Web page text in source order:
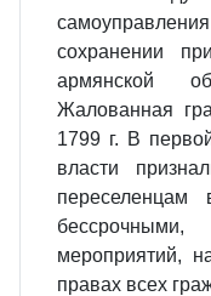
сохранении
армянской
Жалованная
1799 г. В
власти
мероприятий,
правах всех